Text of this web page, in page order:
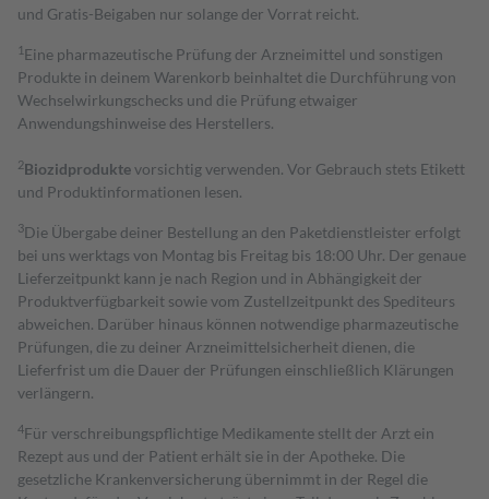
und Gratis-Beigaben nur solange der Vorrat reicht.
1 Eine pharmazeutische Prüfung der Arzneimittel und sonstigen
Produkte in deinem Warenkorb beinhaltet die Durchführung von
Wechselwirkungschecks und die Prüfung etwaiger
Anwendungshinweise des Herstellers.
2Biozidproduktevorsichtig verwenden. Vor Gebrauch stets Etikett
und Produktinformationen lesen.
3Die Übergabe deiner Bestellung an den Paketdienstleister erfolgt
bei uns werktags von Montag bis Freitag bis 18:00 Uhr. Der genaue
Lieferzeitpunkt kann je nach Region und in Abhängigkeit der
Produktverfügbarkeit sowie vom Zustellzeitpunkt des Spediteurs
abweichen. Darüber hinaus können notwendige pharmazeutische
Prüfungen, die zu deiner Arzneimittelsicherheit dienen, die
Lieferfrist um die Dauer der Prüfungen einschließlich Klärungen
verlängern.
4Für verschreibungspflichtige Medikamente stellt der Arzt ein
Rezept aus und der Patient erhält sie in der Apotheke. Die
gesetzliche Krankenversicherung übernimmt in der Regel die